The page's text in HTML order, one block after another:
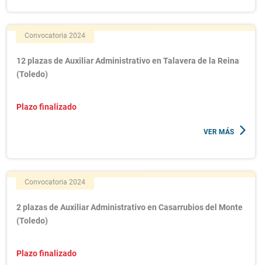
Convocatoria 2024
12 plazas de Auxiliar Administrativo en Talavera de la Reina
(Toledo)
Plazo finalizado
VER MÁS
Convocatoria 2024
2 plazas de Auxiliar Administrativo en Casarrubios del Monte
(Toledo)
Plazo finalizado